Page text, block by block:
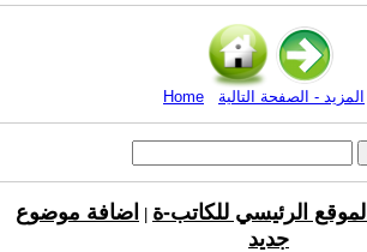
Home المزيد - الصفحة التالية
الموقع الرئيسي للكاتب-ة
اضافة موضوع
جديد